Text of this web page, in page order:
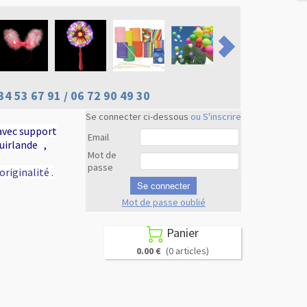
53 67 91 / 06 72 90 49 30
Se connecter ci-dessous ou S'inscrire
Email
Mot de
passe
Se connecter
Mot de passe oublié
support
,
.
 Panier
0.00 € (0 articles)